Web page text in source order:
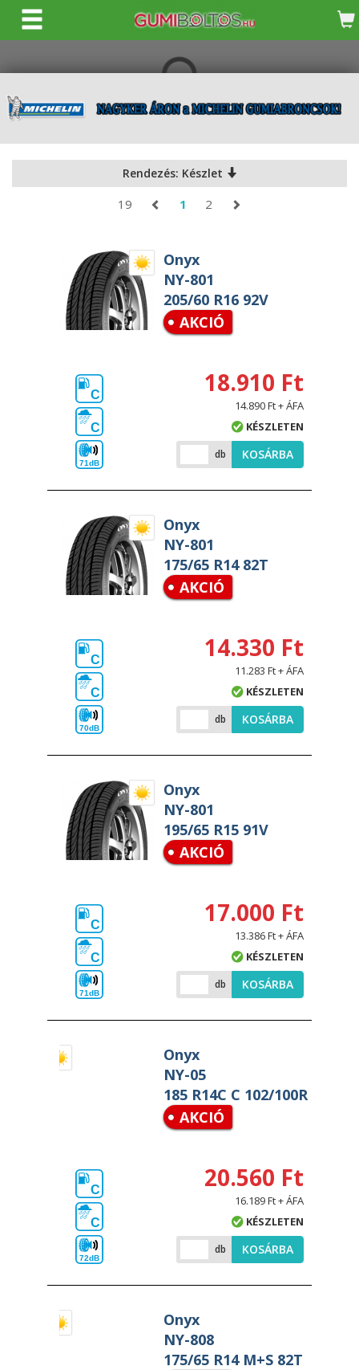
KERESÉS
Rendezés: Készlet
19 1 2
Onyx
NY-801
205/60 R16 92V
AKCIÓ
C
C
71dB
18.910 Ft
14.890 Ft + ÁFA
KÉSZLETEN
db KOSÁRBA
Onyx
NY-801
175/65 R14 82T
AKCIÓ
C
C
70dB
14.330 Ft
11.283 Ft + ÁFA
KÉSZLETEN
db KOSÁRBA
Onyx
NY-801
195/65 R15 91V
AKCIÓ
C
C
71dB
17.000 Ft
13.386 Ft + ÁFA
KÉSZLETEN
db KOSÁRBA
Onyx
NY-05
185 R14C C 102/100R
AKCIÓ
C
C
72dB
20.560 Ft
16.189 Ft + ÁFA
KÉSZLETEN
db KOSÁRBA
Onyx
NY-808
175/65 R14 M+S 82T